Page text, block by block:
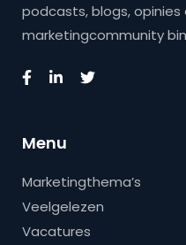
podcasts, blogs, opinies
marketingcommunity
Menu
Marketingthema’s
Veelgelezen
Vacatures